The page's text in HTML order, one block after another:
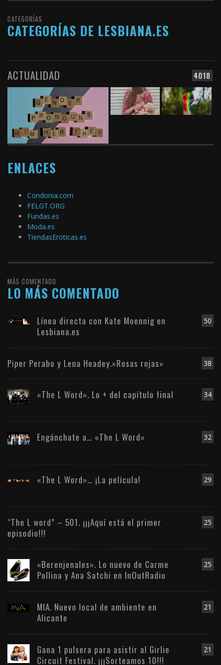
CATEGORÍAS
CATEGORÍAS DE LESBIANA.ES
4018
ACTUALIDAD
ENLACES
Condonia.com
FELGT.ORG
Fundas.es
Moda.es
TiendasEroticas.es
MÁS COMENTADO
LO MÁS COMENTADO
50
Línea directa con Kate Moennig en
Lesbiana.es
38
Piper Perabo y Lena Headey.»Rosas rojas»
34
«The L Word». Lo + del capítulo final
32
Engánchate a… «The L Word»
29
«The L Word»… ¡La película!
25
“The L word” – 501. ¡¡¡Aquí está el primer
episodio!!!
25
«Berenjenales». Lo nuevo de Carme
Pollina y Ana Satchi en InOutRadio
21
MIA. Nuevo local de ambiente en
Alicante
21
Gana 1 pulsera para asistir al Girlie
Circuit Festival. ¡¡¡Sorteamos 10!!!